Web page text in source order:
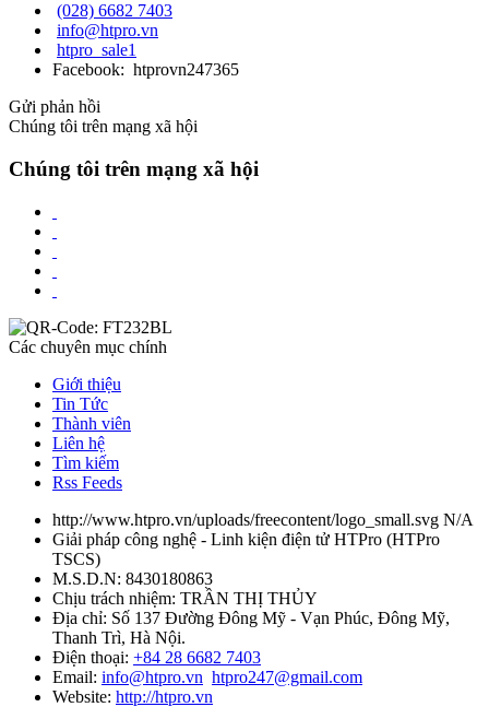
(028) 6682 7403
info@htpro.vn
htpro_sale1
Facebook: htprovn247365
Gửi phản hồi
Chúng tôi trên mạng xã hội
Chúng tôi trên mạng xã hội
Các chuyên mục chính
Giới thiệu
Tin Tức
Thành viên
Liên hệ
Tìm kiếm
Rss Feeds
http://www.htpro.vn/uploads/freecontent/logo_small.svg N/A
Giải pháp công nghệ - Linh kiện điện tử HTPro (HTPro
TSCS)
M.S.D.N: 8430180863
Chịu trách nhiệm: TRẦN THỊ THỦY
Địa chỉ: Số 137 Đường Đông Mỹ - Vạn Phúc, Đông Mỹ,
Thanh Trì, Hà Nội.
Điện thoại: +84 28 6682 7403
Email: info@htpro.vn htpro247@gmail.com
Website: http://htpro.vn